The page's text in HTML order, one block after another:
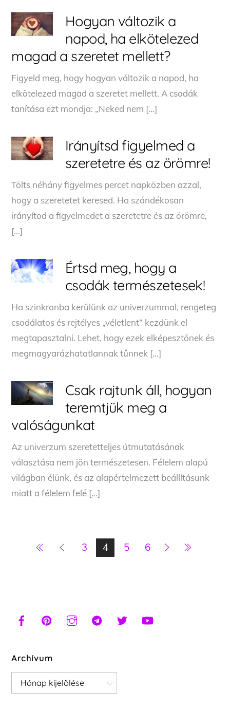
Hogyan változik a
napod, ha elkötelezed
magad a szeretet mellett?
Figyeld meg, hogy hogyan változik a napod, ha
elkötelezed magad a szeretet mellett. A csodák
tanítása ezt mondja: „Neked nem […]
Irányítsd figyelmed a
szeretetre és az örömre!
Tölts néhány figyelmes percet napközben azzal,
hogy a szeretetet keresed. Ha szándékosan
irányítod a figyelmedet a szeretetre és az örömre,
[…]
Értsd meg, hogy a
csodák természetesek!
Ha szinkronba kerülünk az univerzummal, rengeteg
csodálatos és rejtélyes „véletlent” kezdünk el
megtapasztalni. Lehet, hogy ezek elképesztőnek és
megmagyarázhatatlannak tűnnek […]
Csak rajtunk áll, hogyan
teremtjük meg a
valóságunkat
Az univerzum szeretetteljes útmutatásának
választása nem jön természetesen. Félelem alapú
világban élünk, és az alapértelmezett beállításunk
miatt a félelem felé […]
3 4 5 6
Archívum
Archívum